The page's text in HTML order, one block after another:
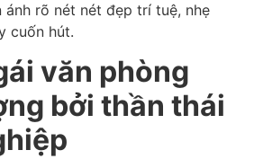
ánh rõ nét nét đẹp trí tuệ, nhẹ
cuốn hút.
văn phòng
bởi thần thái